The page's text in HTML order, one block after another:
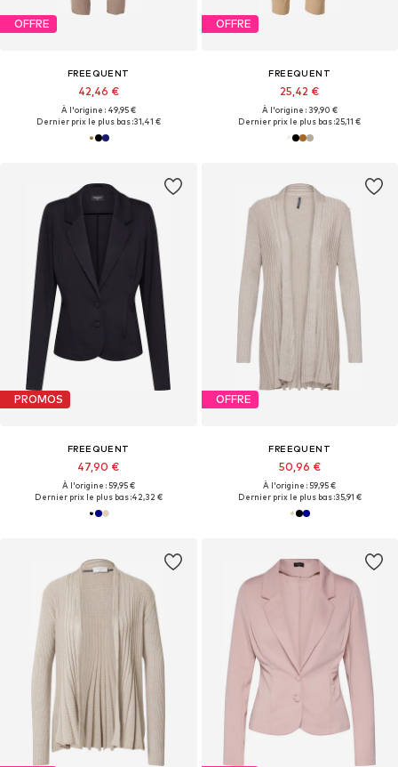
OFFRE
FREEQUENT
42,46 €
À l'origine : 49,95 €
Dernier prix le plus bas :31,41 €
OFFRE
FREEQUENT
25,42 €
À l'origine : 39,90 €
Dernier prix le plus bas :25,11 €
PROMOS
FREEQUENT
47,90 €
À l'origine : 59,95 €
Dernier prix le plus bas :42,32 €
OFFRE
FREEQUENT
50,96 €
À l'origine : 59,95 €
Dernier prix le plus bas :35,91 €